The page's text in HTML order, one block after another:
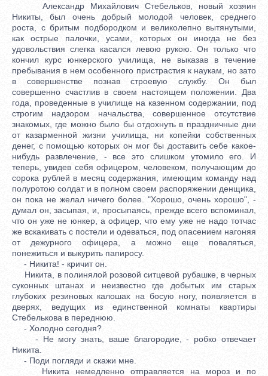
Александр Михайлович Стебельков, новый хозяин
Никиты, был очень добрый молодой человек, среднего
роста, с бритым подбородком и великолепно вытянутыми,
как острые палочки, усами, которых он иногда не без
удовольствия слегка касался левою рукою. Он только что
кончил курс юнкерского училища, не выказав в течение
пребывания в нем особенного пристрастия к наукам, но зато
в совершенстве познав строевую службу. Он был
совершенно счастлив в своем настоящем положении. Два
года, проведенные в училище на казенном содержании, под
строгим надзором начальства, совершенное отсутствие
знакомых, где можно было бы отдохнуть в праздничные дни
от казарменной жизни училища, ни копейки собственных
денег, с помощью которых он мог бы доставить себе какое-
нибудь развлечение, - все это слишком утомило его. И
теперь, увидев себя офицером, человеком, получающим до
сорока рублей в месяц содержания, имеющим команду над
полуротою солдат и в полном своем распоряжении денщика,
он пока не желал ничего более. "Хорошо, очень хорошо", -
думал он, засыпая, и, просыпаясь, прежде всего вспоминал,
что он уже не юнкер, а офицер, что ему уже не надо тотчас
же вскакивать с постели и одеваться, под опасением нагоняя
от дежурного офицера, а можно еще поваляться,
понежиться и выкурить папиросу.
- Никита! - кричит он.
Никита, в полинялой розовой ситцевой рубашке, в черных
суконных штанах и неизвестно где добытых им старых
глубоких резиновых калошах на босую ногу, появляется в
дверях, ведущих из единственной комнаты квартиры
Стебелькова в переднюю.
- Холодно сегодня?
- Не могу знать, ваше благородие, - робко отвечает
Никита.
- Поди погляди и скажи мне.
Никита немедленно отправляется на мороз и по